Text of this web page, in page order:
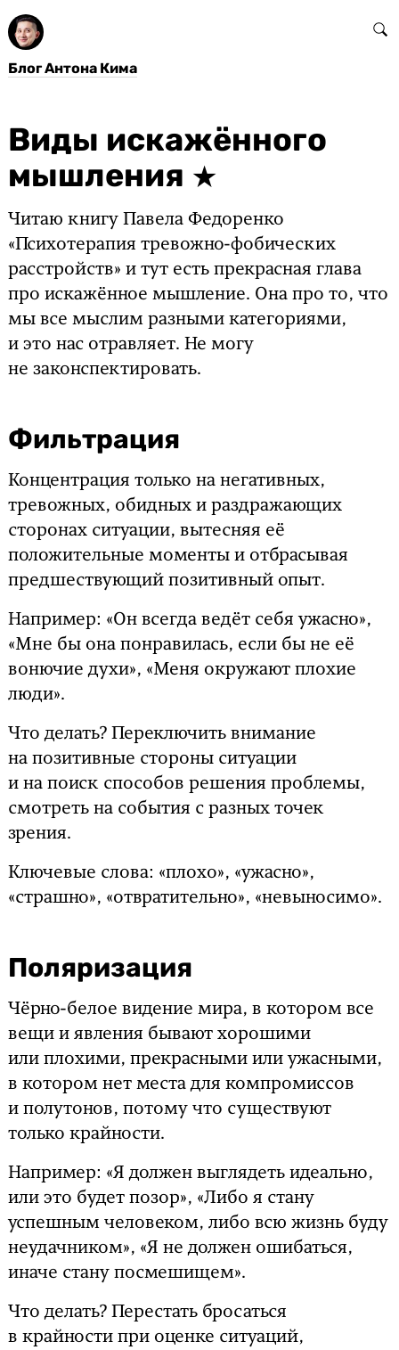
Блог Антона Кима
Виды искажённого
мышления
Читаю книгу Павела Федоренко
«Психотерапия тревожно-фобических
расстройств» и тут есть прекрасная глава
про искажённое мышление. Она про то, что
мы все мыслим разными категориями,
и это нас отравляет. Не могу
не законспектировать.
Фильтрация
Концентрация только на негативных,
тревожных, обидных и раздражающих
сторонах ситуации, вытесняя её
положительные моменты и отбрасывая
предшествующий позитивный опыт.
Например: «Он всегда ведёт себя ужасно»,
«Мне бы она понравилась, если бы не её
вонючие духи», «Меня окружают плохие
люди».
Что делать? Переключить внимание
на позитивные стороны ситуации
и на поиск способов решения проблемы,
смотреть на события с разных точек
зрения.
Ключевые слова: «плохо», «ужасно»,
«страшно», «отвратительно», «невыносимо».
Поляризация
Чёрно-белое видение мира, в котором все
вещи и явления бывают хорошими
или плохими, прекрасными или ужасными,
в котором нет места для компромиссов
и полутонов, потому что существуют
только крайности.
Например: «Я должен выглядеть идеально,
или это будет позор», «Либо я стану
успешным человеком, либо всю жизнь буду
неудачником», «Я не должен ошибаться,
иначе стану посмешищем».
Что делать? Перестать бросаться
в крайности при оценке ситуаций,